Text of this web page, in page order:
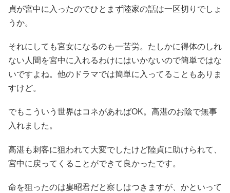
貞が宮中に入ったのでひとまず陸家の話は一区切りでしょ
うか。
それにしても宮女になるのも一苦労。たしかに得体のしれ
ない人間を宮中に入れるわけにはいかないので簡単ではな
いですよね。他のドラマでは簡単に入ってることもありま
すけど。
でもこういう世界はコネがあればOK。高湛のお陰で無事
入れました。
高湛も刺客に狙われて大変でしたけど陸貞に助けられて、
宮中に戻ってくることができて良かったです。
命を狙ったのは婁昭君だと察しはつきますが、かといって